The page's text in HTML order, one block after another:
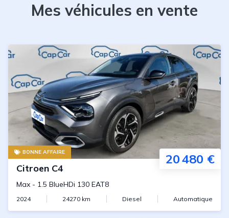
Mes véhicules en vente
BONNE AFFAIRE 20 480 €
Citroen C4
Max - 1.5 BlueHDi 130 EAT8
2024 24270 km Diesel Automatique